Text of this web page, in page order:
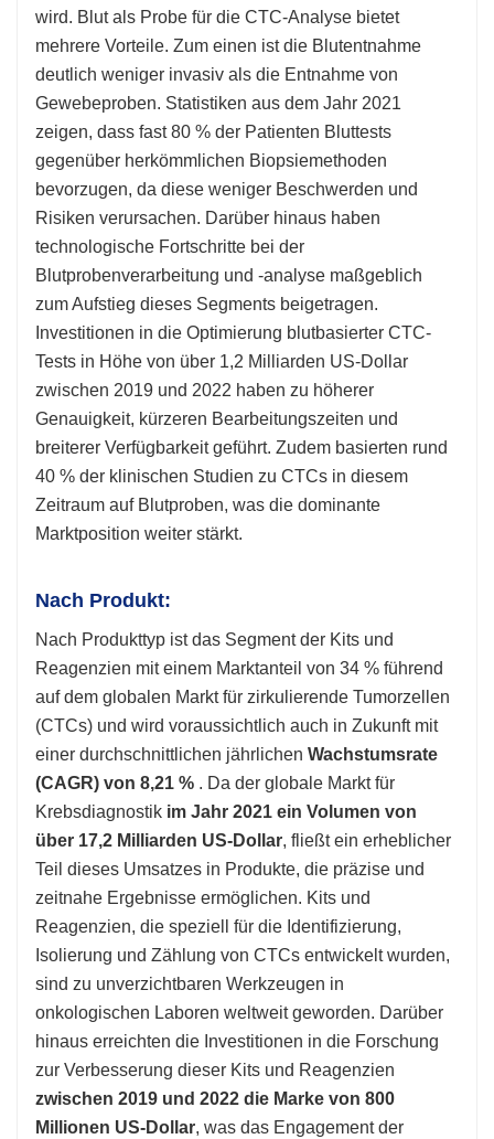
wird. Blut als Probe für die CTC-Analyse bietet
mehrere Vorteile. Zum einen ist die Blutentnahme
deutlich weniger invasiv als die Entnahme von
Gewebeproben. Statistiken aus dem Jahr 2021
zeigen, dass fast 80 % der Patienten Bluttests
gegenüber herkömmlichen Biopsiemethoden
bevorzugen, da diese weniger Beschwerden und
Risiken verursachen. Darüber hinaus haben
technologische Fortschritte bei der
Blutprobenverarbeitung und -analyse maßgeblich
zum Aufstieg dieses Segments beigetragen.
Investitionen in die Optimierung blutbasierter CTC-
Tests in Höhe von über 1,2 Milliarden US-Dollar
zwischen 2019 und 2022 haben zu höherer
Genauigkeit, kürzeren Bearbeitungszeiten und
breiterer Verfügbarkeit geführt. Zudem basierten rund
40 % der klinischen Studien zu CTCs in diesem
Zeitraum auf Blutproben, was die dominante
Marktposition weiter stärkt.
Nach Produkt:
Nach Produkttyp ist das Segment der Kits und
Reagenzien mit einem Marktanteil von 34 % führend
auf dem globalen Markt für zirkulierende Tumorzellen
(CTCs) und wird voraussichtlich auch in Zukunft mit
einer durchschnittlichen jährlichen Wachstumsrate
(CAGR) von 8,21 % . Da der globale Markt für
Krebsdiagnostik im Jahr 2021 ein Volumen von
über 17,2 Milliarden US-Dollar, fließt ein erheblicher
Teil dieses Umsatzes in Produkte, die präzise und
zeitnahe Ergebnisse ermöglichen. Kits und
Reagenzien, die speziell für die Identifizierung,
Isolierung und Zählung von CTCs entwickelt wurden,
sind zu unverzichtbaren Werkzeugen in
onkologischen Laboren weltweit geworden. Darüber
hinaus erreichten die Investitionen in die Forschung
zur Verbesserung dieser Kits und Reagenzien
zwischen 2019 und 2022 die Marke von 800
Millionen US-Dollar, was das Engagement der